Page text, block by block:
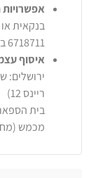
6718711 בצירוף מספר הזמנה).
איסוף
ירושלים:
ריינס 12)
בית
מכמש